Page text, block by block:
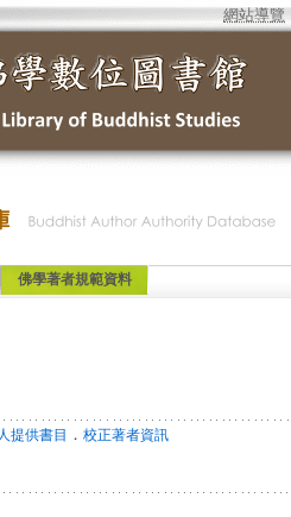
網站導覽
佛學著者規範資料
提供書目 ． 校正著者資訊